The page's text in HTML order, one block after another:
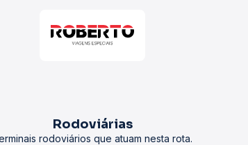
Rodoviárias
rodoviários que atuam nesta rota.